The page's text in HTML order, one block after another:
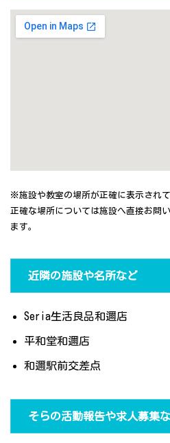
※施設や教室の場所が正確に表示され
正確な場所については施設へ直接お問
ます。
近隣の施設や名所など
Seria生活良品和邇店
平和堂和邇店
和邇駅前交差点
そらの活動報告や求人募集